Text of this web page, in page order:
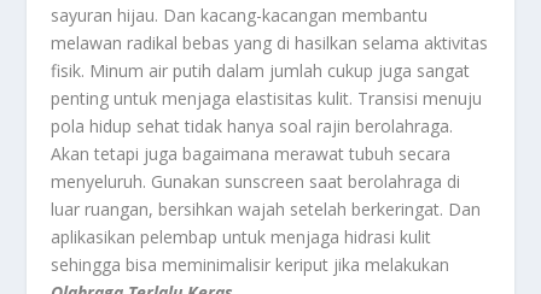
sayuran hijau. Dan kacang-kacangan membantu
melawan radikal bebas yang di hasilkan selama aktivitas
fisik. Minum air putih dalam jumlah cukup juga sangat
penting untuk menjaga elastisitas kulit. Transisi menuju
pola hidup sehat tidak hanya soal rajin berolahraga.
Akan tetapi juga bagaimana merawat tubuh secara
menyeluruh. Gunakan sunscreen saat berolahraga di
luar ruangan, bersihkan wajah setelah berkeringat. Dan
aplikasikan pelembap untuk menjaga hidrasi kulit
sehingga bisa meminimalisir keriput jika melakukan